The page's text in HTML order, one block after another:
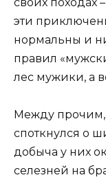
эти
нормальны и
правил
лес мужики, а
Между прочим,
споткнулся о
добыча у них
селезней на